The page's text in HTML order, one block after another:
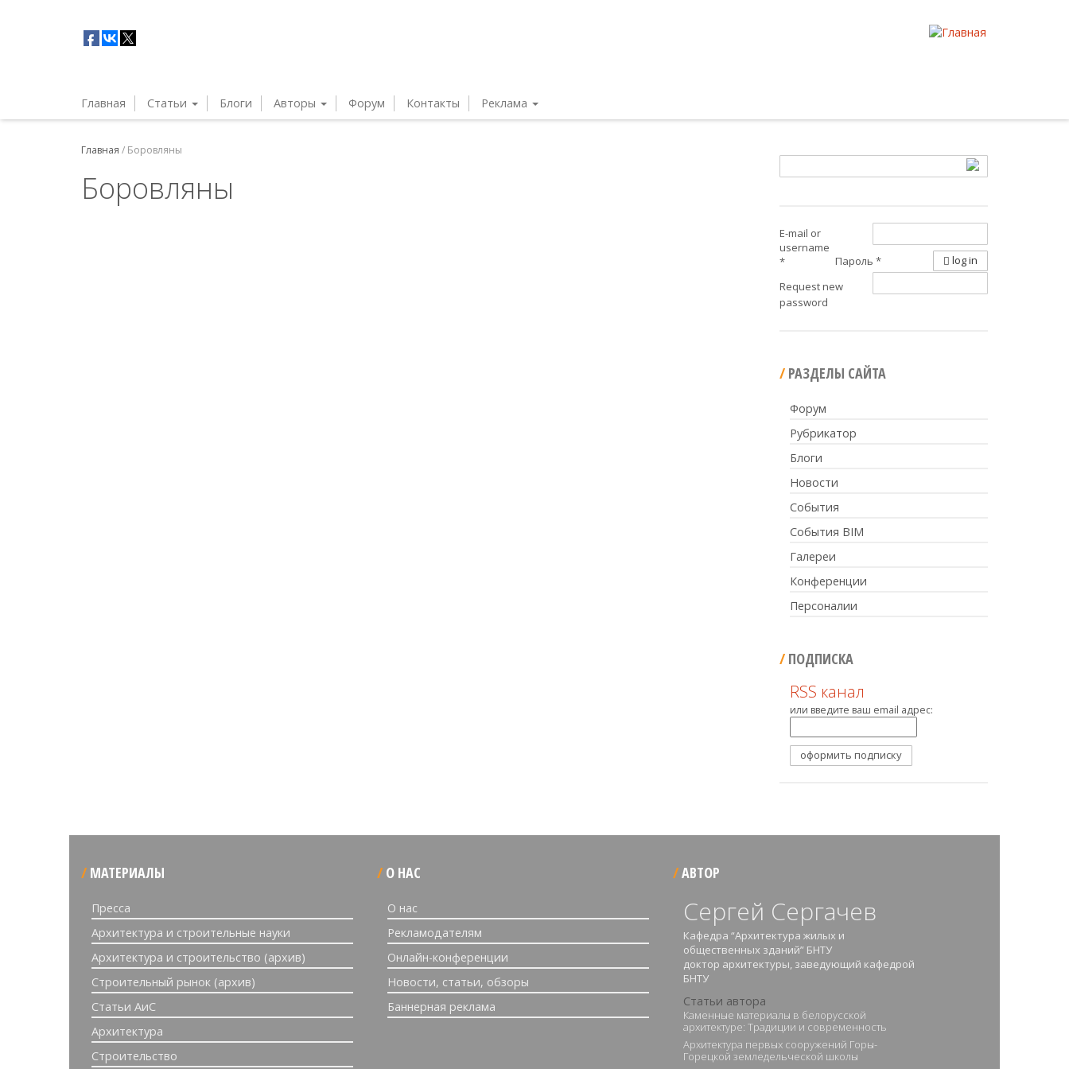
Главная Статьи Блоги Авторы Форум Контакты Реклама
Главная / Боровляны
Боровляны
E-mail or
username
*
Пароль *
Request new
password
log in
РАЗДЕЛЫ САЙТА
Форум
Рубрикатор
Блоги
Новости
События
События BIM
Галереи
Конференции
Персоналии
ПОДПИСКА
RSS канал
или введите ваш email адрес:
МАТЕРИАЛЫ
Пресса
Архитектура и строительные науки
Архитектура и строительство (архив)
Строительный рынок (архив)
Статьи АиС
Архитектура
Строительство
О НАС
О нас
Рекламодателям
Онлайн-конференции
Новости, статьи, обзоры
Баннерная реклама
АВТОР
Сергей Сергачев
Кафедра “Архитектура жилых и
общественных зданий” БНТУ
доктор архитектуры, заведующий кафедрой
БНТУ
Статьи автора
Каменные материалы в белорусской
архитектуре: Традиции и современность
Архитектура первых сооружений Горы-
Горецкой земледельческой школы